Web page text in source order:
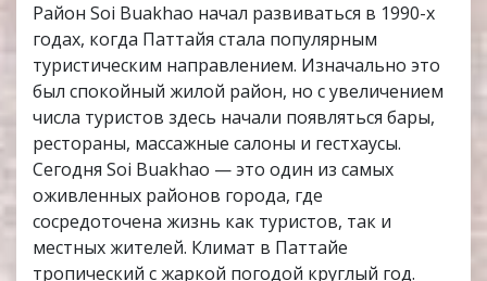
Район Soi Buakhao начал развиваться в 1990-х
годах, когда Паттайя стала популярным
туристическим направлением. Изначально это
был спокойный жилой район, но с увеличением
числа туристов здесь начали появляться бары,
рестораны, массажные салоны и гестхаусы.
Сегодня Soi Buakhao — это один из самых
оживленных районов города, где
сосредоточена жизнь как туристов, так и
местных жителей. Климат в Паттайе
тропический с жаркой погодой круглый год.